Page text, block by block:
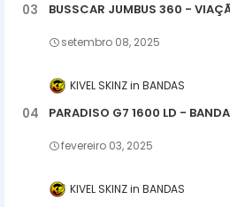
BUSSCAR JUMBUS 360 -
setembro 08, 2025
KIVEL SKINZ BANDAS
PARADISO G7 1600 LD -
fevereiro 03, 2025
KIVEL SKINZ BANDAS